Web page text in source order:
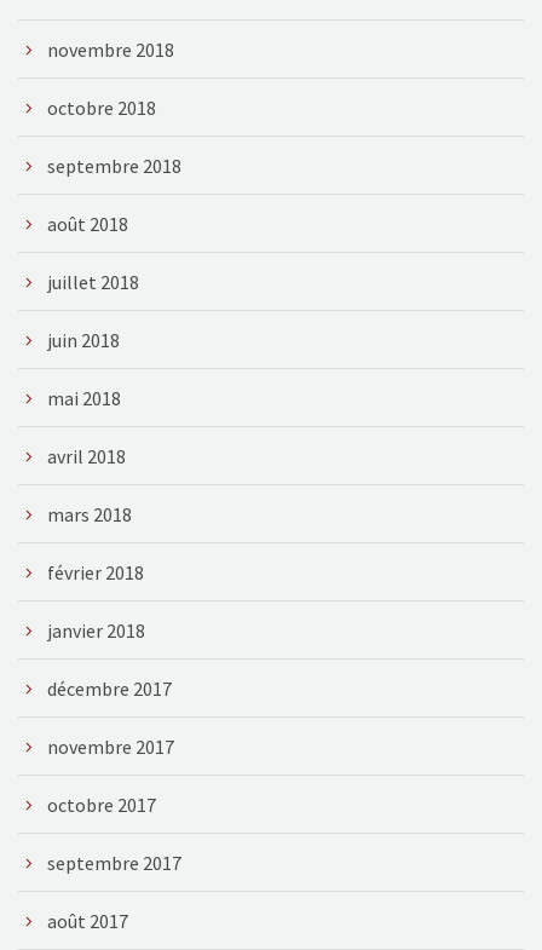
novembre 2018
octobre 2018
septembre 2018
août 2018
juillet 2018
juin 2018
mai 2018
avril 2018
mars 2018
février 2018
janvier 2018
décembre 2017
novembre 2017
octobre 2017
septembre 2017
août 2017